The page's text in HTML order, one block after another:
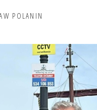
POLANIN